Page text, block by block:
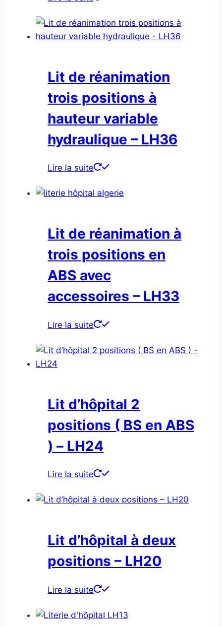
Lit de réanimation
trois positions à
hauteur variable
hydraulique – LH36
Lire la suite
Lit de réanimation à
trois positions en
ABS avec
accessoires – LH33
Lire la suite
Lit d’hôpital 2
positions ( BS en ABS
) – LH24
Lire la suite
Lit d’hôpital à deux
positions – LH20
Lire la suite